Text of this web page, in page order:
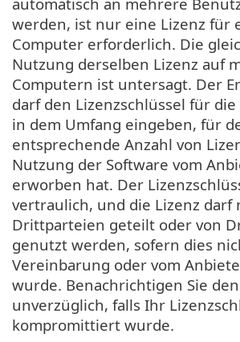
werden, ist nur eine Lizenz für
Computer erforderlich. Die
Nutzung derselben Lizenz auf
Computern ist untersagt. Der
darf den Lizenzschlüssel für
in dem Umfang eingeben, für
entsprechende Anzahl von
Nutzung der Software vom
erworben hat. Der
vertraulich, und die Lizenz darf
Drittparteien geteilt oder von
genutzt werden, sofern dies
Vereinbarung oder vom
wurde. Benachrichtigen Sie
unverzüglich, falls Ihr
kompromittiert wurde.